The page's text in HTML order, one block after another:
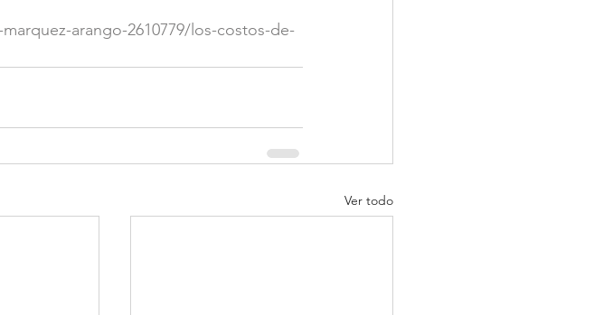
arango-2610779/los-costos-de-
Ver todo